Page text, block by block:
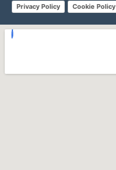
Privacy Policy Cookie Policy